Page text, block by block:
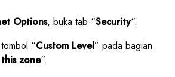
Options, buka tab “Security“.
“Custom Level” pada bagian
zone“.